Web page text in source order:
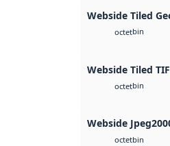
Webside Tiled
octetbin
Webside Tiled
octetbin
Webside
octetbin